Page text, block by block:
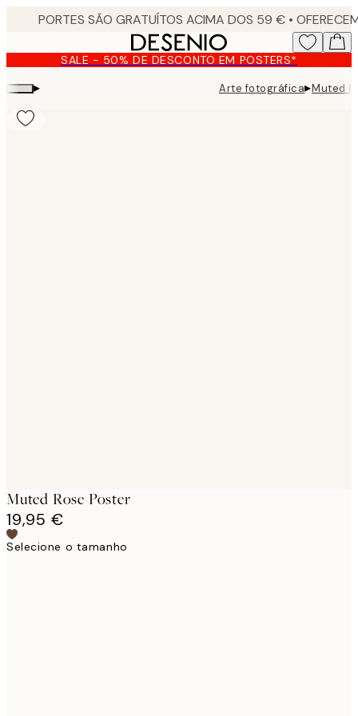
content. SALE - 50% DE DESCONTO EM POSTERS*
▸ Arte fotográfica▸Muted
Muted Rose Poster
19,95 €
Selecione o tamanho